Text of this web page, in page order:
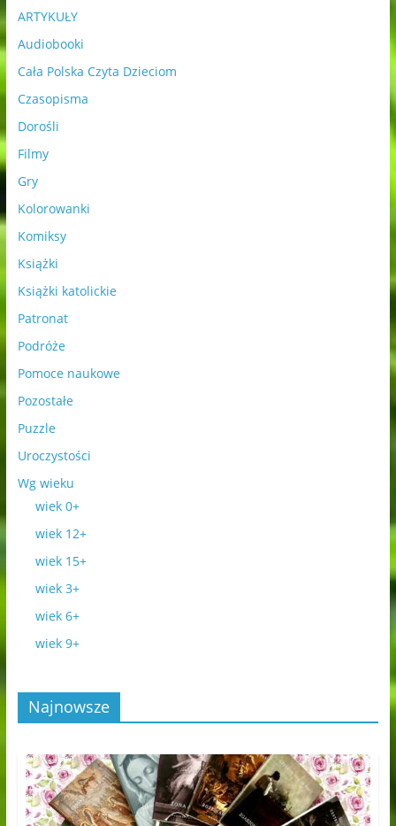
ARTYKUŁY
Audiobooki
Cała Polska Czyta Dzieciom
Czasopisma
Dorośli
Filmy
Gry
Kolorowanki
Komiksy
Książki
Książki katolickie
Patronat
Podróże
Pomoce naukowe
Pozostałe
Puzzle
Uroczystości
Wg wieku
wiek 0+
wiek 12+
wiek 15+
wiek 3+
wiek 6+
wiek 9+
Najnowsze